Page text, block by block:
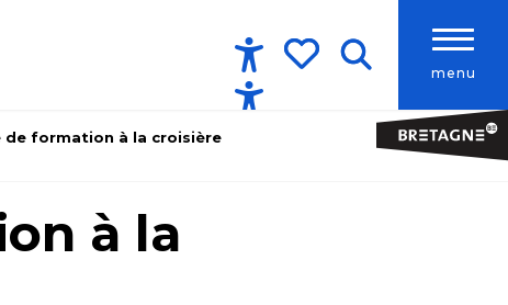
menu
Accessibilité
de formation à la croisière
à la